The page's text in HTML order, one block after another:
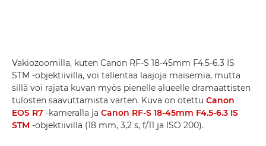
Vakiozoomilla, kuten Canon RF-S 18-45mm F4.5-6.3 IS
STM -objektiivilla, voi tallentaa laajoja maisemia, mutta
sillä voi rajata kuvan myös pienelle alueelle dramaattisten
tulosten saavuttamista varten. Kuva on otettu Canon
EOS R7 -kameralla ja Canon RF-S 18-45mm F4.5-6.3 IS
STM -objektiivilla (18 mm, 3,2 s, f/11 ja ISO 200).